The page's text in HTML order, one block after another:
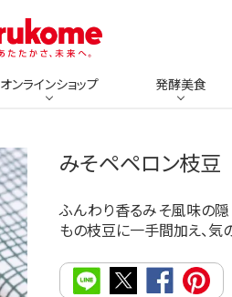
オンラインショップ 発酵美食
みそペペロン枝豆
ふんわり香るみそ風味の
もの枝豆に一手間加え、気